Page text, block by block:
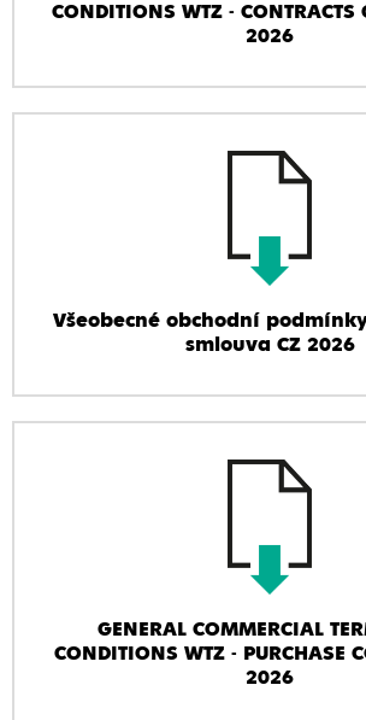
CONDITIONS WTZ - CONTRACTS
2026
Všeobecné obchodní
smlouva CZ 2026
GENERAL COMMERCIAL
CONDITIONS WTZ - PURCHASE
2026